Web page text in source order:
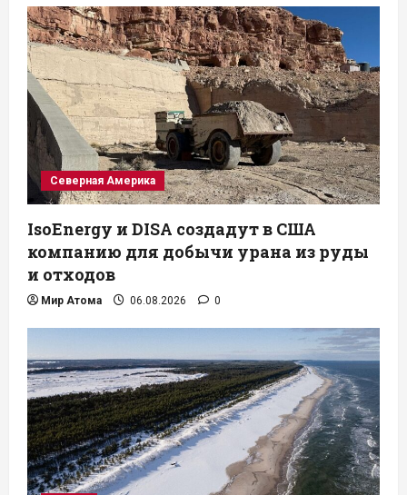
Северная Америка
IsoEnergy и DISA создадут в США
компанию для добычи урана из руды
и отходов
Мир Атома 06.08.2026 0